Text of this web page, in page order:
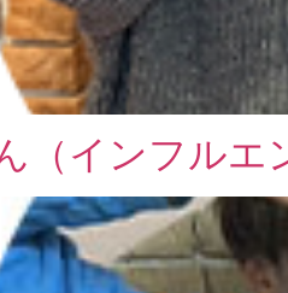
（インフルエ